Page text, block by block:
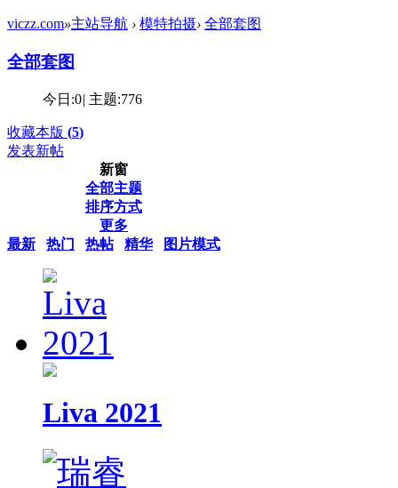
viczz.com»主站导航 › 模特拍摄› 全部套图
全部套图
今日:0| 主题:776
收藏本版 (5)
发表新帖
新窗
全部主题
排序方式
更多
最新
热门 热帖 精华 图片模式
Liva 2021